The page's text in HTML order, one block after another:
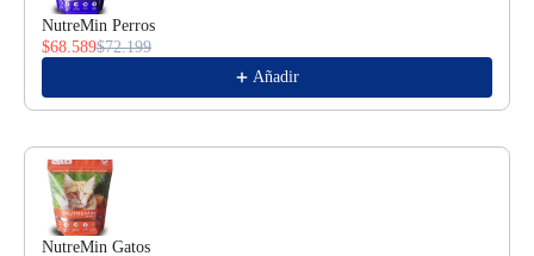
NutreMin Perros
$68.589$72.199
Añadir
NutreMin Gatos